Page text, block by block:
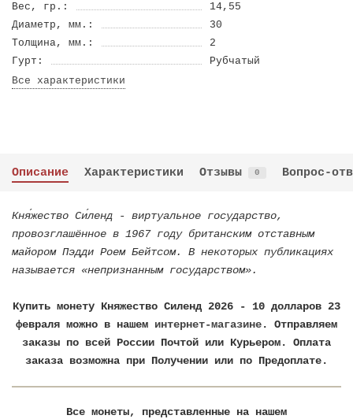
Вес, гр.:
14,55
Диаметр, мм.:
30
Толщина, мм.:
2
Гурт:
Рубчатый
Все характеристики
Описание Характеристики Отзывы 0 Вопрос-
Кня́жество Си́ленд - виртуальное государство,
провозглашённое в 1967 году британским отставным
майором Пэдди Роем Бейтсом. В некоторых публикациях
называется «непризнанным государством».
Купить монету Княжество Силенд 2026 - 10 долларов 23
февраля можно в нашем интернет-магазине. Отправляем
заказы по всей России Почтой или Курьером. Оплата
заказа возможна при Получении или по Предоплате.
Все монеты, представленные на нашем